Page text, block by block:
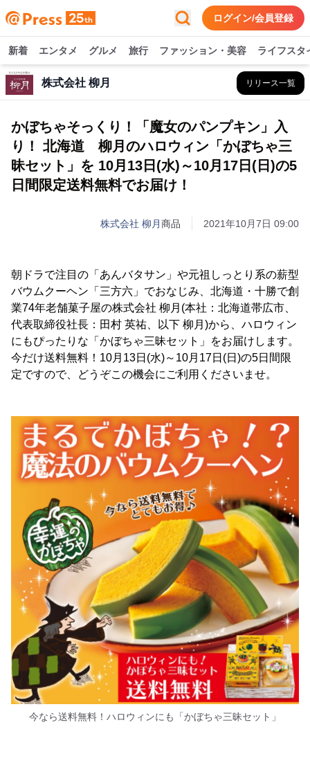
ログイン/会員登録
新着 エンタメ グルメ 旅行 ファッション・美容 ライフスタ
株式会社 柳月 リリース一覧
かぼちゃそっくり！「魔女のパンプキン」入
り！ 北海道 柳月のハロウィン「かぼちゃ三
昧セット」を 10月13日(水)～10月17日(日)の5
日間限定送料無料でお届け！
株式会社 柳月商品 2021年10月7日 09:00
朝ドラで注目の「あんバタサン」や元祖しっとり系の薪型
バウムクーヘン「三方六」でおなじみ、北海道・十勝で創
業74年老舗菓子屋の株式会社 柳月(本社：北海道帯広市、
代表取締役社長：田村 英祐、以下 柳月)から、ハロウィン
にもぴったりな「かぼちゃ三昧セット」をお届けします。
今だけ送料無料！10月13日(水)～10月17日(日)の5日間限
定ですので、どうぞこの機会にご利用くださいませ。
今なら送料無料！ハロウィンにも「かぼちゃ三昧セット」